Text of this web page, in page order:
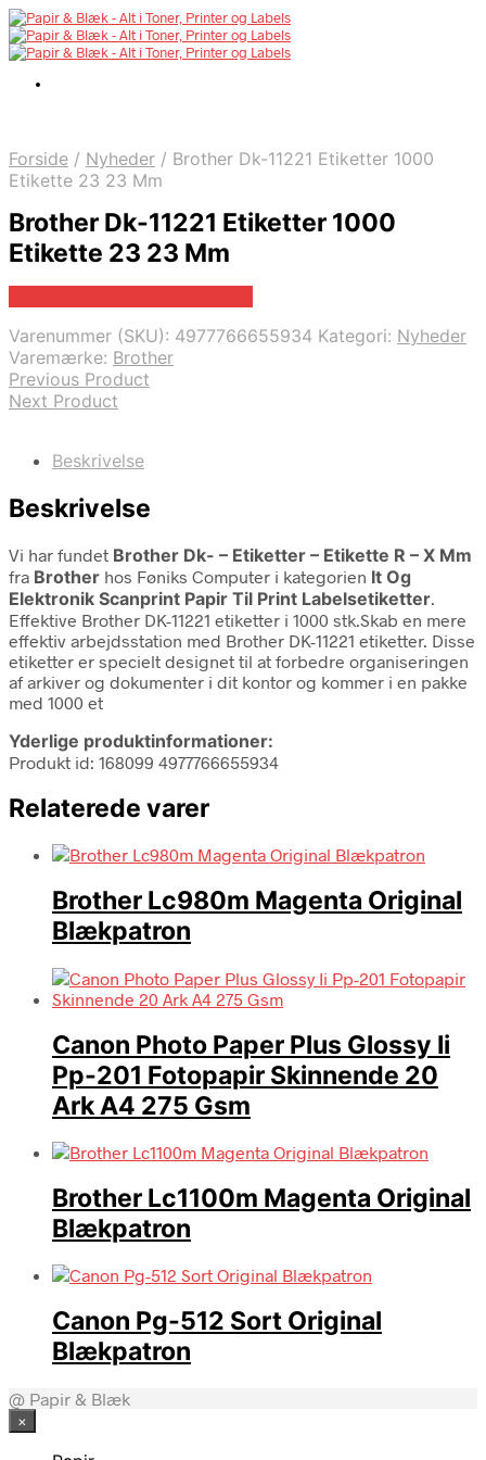
Forside / Nyheder / Brother Dk-11221 Etiketter 1000
Etikette 23 23 Mm
Brother Dk-11221 Etiketter 1000
Etikette 23 23 Mm
Varenummer (SKU): 4977766655934 Kategori: Nyheder
Varemærke: Brother
Previous Product
Next Product
Beskrivelse
Beskrivelse
Vi har fundet Brother Dk- – Etiketter – Etikette R – X Mm
fra Brother hos Føniks Computer i kategorien It Og
Elektronik Scanprint Papir Til Print Labelsetiketter.
Effektive Brother DK-11221 etiketter i 1000 stk.Skab en mere
effektiv arbejdsstation med Brother DK-11221 etiketter. Disse
etiketter er specielt designet til at forbedre organiseringen
af arkiver og dokumenter i dit kontor og kommer i en pakke
med 1000 et
Yderlige produktinformationer:
Produkt id: 168099 4977766655934
Relaterede varer
Brother Lc980m Magenta Original
Blækpatron
Canon Photo Paper Plus Glossy Ii
Pp-201 Fotopapir Skinnende 20
Ark A4 275 Gsm
Brother Lc1100m Magenta Original
Blækpatron
Canon Pg-512 Sort Original
Blækpatron
@ Papir & Blæk
×